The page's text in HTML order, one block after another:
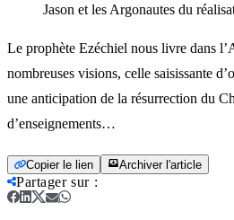
Jason et les Argonautes du
Le prophète Ezéchiel nous livre dans
nombreuses visions, celle saisissante
une anticipation de la résurrection du
d’enseignements…
Copier le lien Archiver l'article
Partager sur: